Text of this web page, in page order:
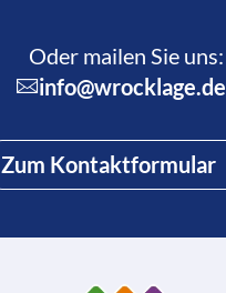
Oder mailen Sie uns:
info@wrocklage.de
Zum Kontaktformular